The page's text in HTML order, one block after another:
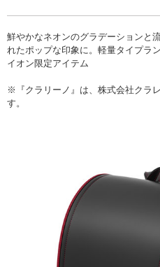
鮮やかなネオンのグラデーションと
れたポップな印象に。軽量タイプラン
イオン限定アイテム
※『クラリーノ』は、株式会社クラ
す。